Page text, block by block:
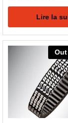
Lire la